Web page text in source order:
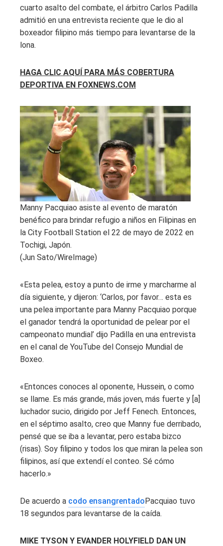
cuarto asalto del combate, el árbitro Carlos Padilla
admitió en una entrevista reciente que le dio al
boxeador filipino más tiempo para levantarse de la
lona.
HAGA CLIC AQUÍ PARA MÁS COBERTURA
DEPORTIVA EN FOXNEWS.COM
Manny Pacquiao asiste al evento de maratón
benéfico para brindar refugio a niños en Filipinas en
la City Football Station el 22 de mayo de 2022 en
Tochigi, Japón.
(Jun Sato/WireImage)
«Esta pelea, estoy a punto de irme y marcharme al
día siguiente, y dijeron: ‘Carlos, por favor… esta es
una pelea importante para Manny Pacquiao porque
el ganador tendrá la oportunidad de pelear por el
campeonato mundial’ dijo Padilla en una entrevista
en el canal de YouTube del Consejo Mundial de
Boxeo.
«Entonces conoces al oponente, Hussein, o como
se llame. Es más grande, más joven, más fuerte y [a]
luchador sucio, dirigido por Jeff Fenech. Entonces,
en el séptimo asalto, creo que Manny fue derribado,
pensé que se iba a levantar, pero estaba bizco
(risas). Soy filipino y todos los que miran la pelea son
filipinos, así que extendí el conteo. Sé cómo
hacerlo.»
De acuerdo a codo ensangrentado Pacquiao tuvo
18 segundos para levantarse de la caída.
MIKE TYSON Y EVANDER HOLYFIELD DAN UN